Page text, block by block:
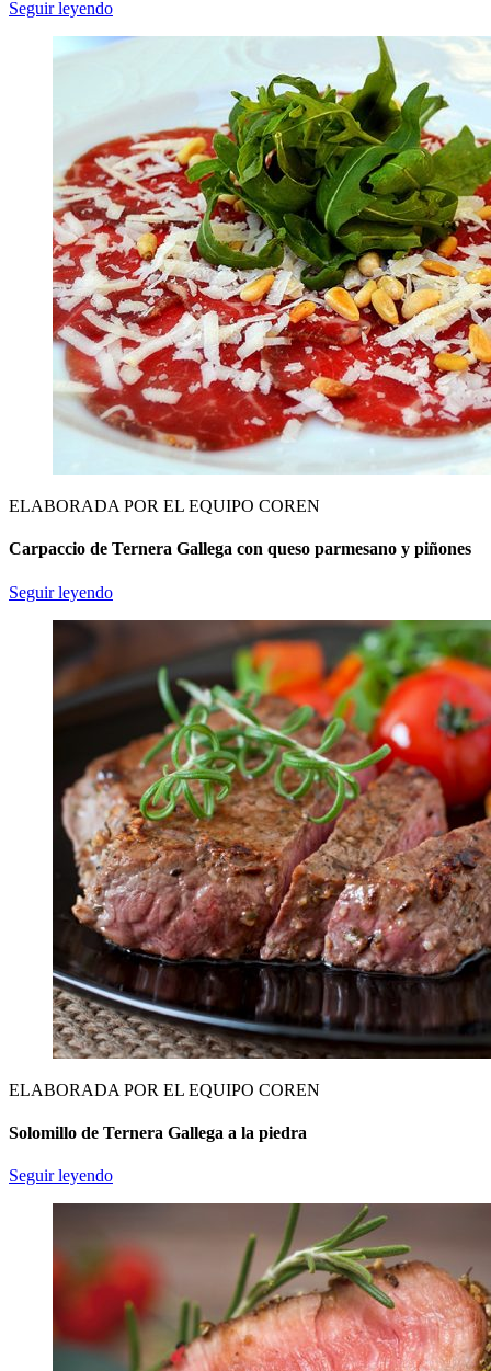
Seguir leyendo
ELABORADA POR EL EQUIPO COREN
Carpaccio de Ternera Gallega con queso parmesano y piñones
Seguir leyendo
ELABORADA POR EL EQUIPO COREN
Solomillo de Ternera Gallega a la piedra
Seguir leyendo